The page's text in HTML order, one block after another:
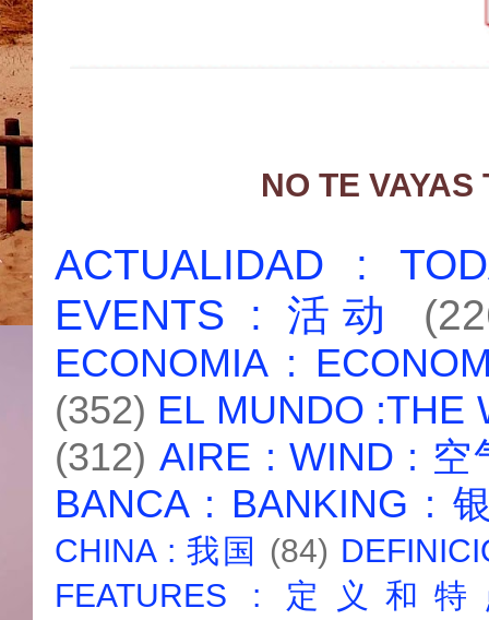
NO TE
ACTUALIDAD :
EVENTS : 活动
ECONOMIA :
(352) EL MUNDO :THE
(312) AIRE : WIND : 空
BANCA : BANKING :
CHINA : 我国 (84)
FEATURES : 定义和